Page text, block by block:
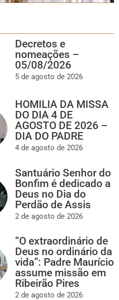
Decretos e
nomeações –
05/08/2026
5 de agosto de 2026
HOMILIA DA MISSA
DO DIA 4 DE
AGOSTO DE 2026 –
DIA DO PADRE
4 de agosto de 2026
Santuário Senhor do
Bonfim é dedicado a
Deus no Dia do
Perdão de Assis
2 de agosto de 2026
“O extraordinário de
Deus no ordinário da
vida”: Padre Maurício
assume missão em
Ribeirão Pires
2 de agosto de 2026